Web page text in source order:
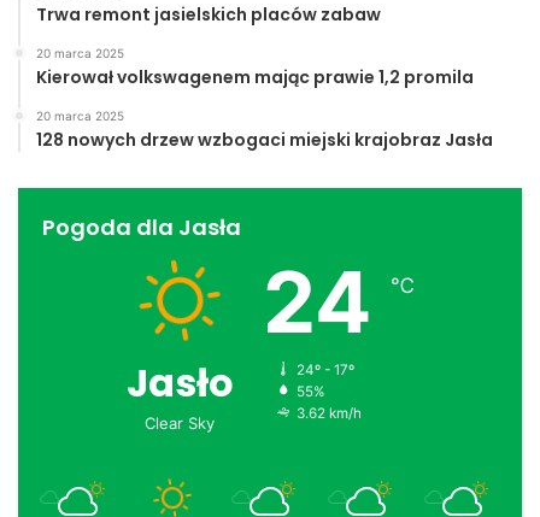
Trwa remont jasielskich placów zabaw
20 marca 2025
Kierował volkswagenem mając prawie 1,2 promila
20 marca 2025
128 nowych drzew wzbogaci miejski krajobraz Jasła
Pogoda dla Jasła
Jasło
Clear Sky
24 ℃
24º - 17º
55%
3.62 km/h